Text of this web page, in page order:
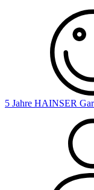
5 Jahre HAINSER